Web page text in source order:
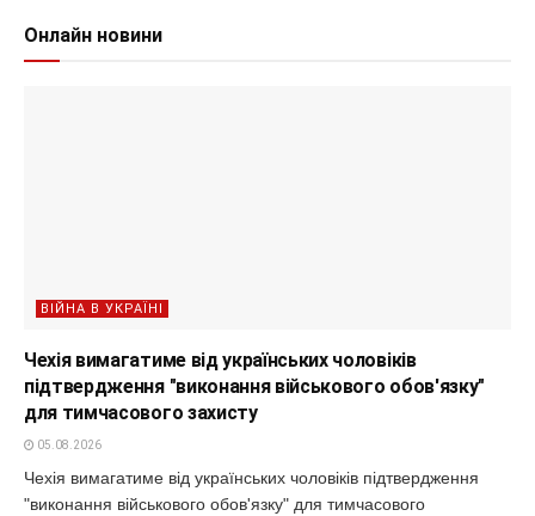
Онлайн новини
ВІЙНА В УКРАЇНІ
Чехія вимагатиме від українських чоловіків
підтвердження "виконання військового обов'язку"
для тимчасового захисту
05.08.2026
Чехія вимагатиме від українських чоловіків підтвердження
"виконання військового обов'язку" для тимчасового